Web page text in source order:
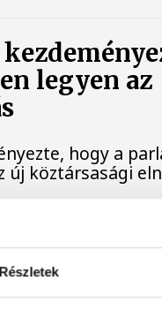
Részletek
legyen az
hogy a
új köztársasági
a